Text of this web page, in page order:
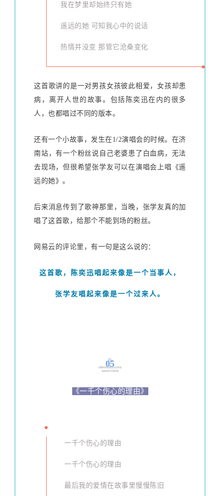
我在梦里却始终只有她
遥远的她 可知我心中的说话
热情并没变 那管它沧桑变化
这首歌讲的是一对男孩女孩彼此相爱，女孩却患
病，离开人世的故事。包括陈奕迅在内的很多
人，也都唱过不同的版本。
还有一个小故事，发生在1/2演唱会的时候。在济
南站，有一个粉丝说自己老婆患了白血病，无法
去现场，但很希望张学友可以在演唱会上唱《遥
远的她》。
后来消息传到了歌神那里，当晚，张学友真的加
唱了这首歌，给那个不能到场的粉丝。
网易云的评论里，有一句是这么说的：
这首歌，陈奕迅唱起来像是一个当事人，
张学友唱起来像是一个过来人。
05
《一千个伤心的理由》
一千个伤心的理由
一千个伤心的理由
最后我的爱情在故事里慢慢陈旧